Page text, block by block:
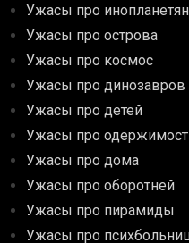
Ужасы про инопланетян
Ужасы про острова
Ужасы про космос
Ужасы про динозавров
Ужасы про детей
Ужасы про
Ужасы про дома
Ужасы про оборотней
Ужасы про пирамиды
Ужасы про